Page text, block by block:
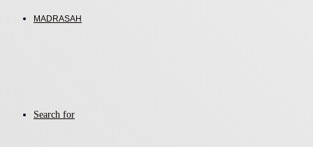
MADRASAH
Search for